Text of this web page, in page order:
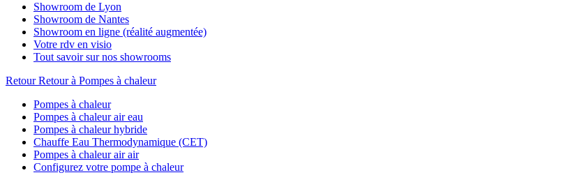
Showroom de Lyon
Showroom de Nantes
Showroom en ligne (réalité augmentée)
Votre rdv en visio
Tout savoir sur nos showrooms
Retour Retour à Pompes à chaleur
Pompes à chaleur
Pompes à chaleur air eau
Pompes à chaleur hybride
Chauffe Eau Thermodynamique (CET)
Pompes à chaleur air air
Configurez votre pompe à chaleur